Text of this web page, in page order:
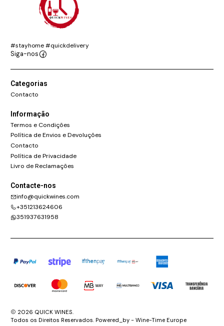
#stayhome #quickdelivery
Siga-nos
Categorias
Contacto
Informação
Termos e Condições
Política de Envios e Devoluções
Contacto
Política de Privacidade
Livro de Reclamações
Contacte-nos
info@quickwines.com
+351213624606
351937631958
2026 QUICK WINES.
Todos os Direitos Reservados. Powered_by - Wine-Time Europe